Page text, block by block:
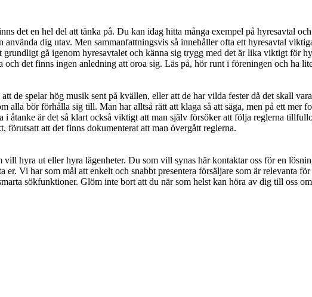
det en hel del att tänka på. Du kan idag hitta många exempel på hyresavtal
dig utav. Men sammanfattningsvis så innehåller ofta ett hyresavtal
gå igenom hyresavtalet och känna sig trygg med det är lika viktigt för
och det finns ingen anledning att oroa sig. Läs på, hör runt i föreningen och ha
de spelar hög musik sent på kvällen, eller att de har vilda fester då det skall
alla bör förhålla sig till. Man har alltså rätt att klaga så att säga, men på ett mer
i åtanke är det så klart också viktigt att man själv försöker att följa reglerna
att det finns dokumenterat att man övergått reglerna.
vill hyra ut eller hyra lägenheter. Du som vill synas här kontaktar oss för en
Vi har som mål att enkelt och snabbt presentera försäljare som är relevanta
sökfunktioner. Glöm inte bort att du när som helst kan höra av dig till oss